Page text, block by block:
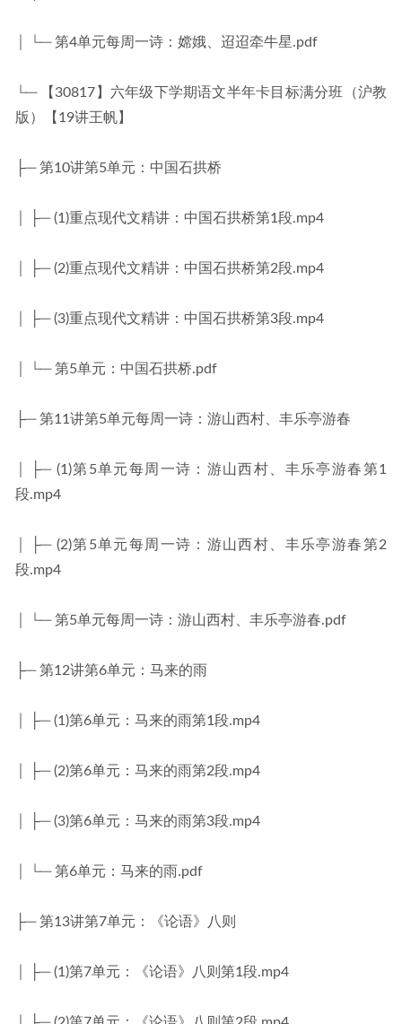
│ └─ 第4单元每周一诗：嫦娥、迢迢牵牛星.pdf
└─ 【30817】六年级下学期语文半年卡目标满分班（沪教
版）【19讲王帆】
├─ 第10讲第5单元：中国石拱桥
│ ├─ (1)重点现代文精讲：中国石拱桥第1段.mp4
│ ├─ (2)重点现代文精讲：中国石拱桥第2段.mp4
│ ├─ (3)重点现代文精讲：中国石拱桥第3段.mp4
│ └─ 第5单元：中国石拱桥.pdf
├─ 第11讲第5单元每周一诗：游山西村、丰乐亭游春
│ ├─ (1)第5单元每周一诗：游山西村、丰乐亭游春第1
段.mp4
│ ├─ (2)第5单元每周一诗：游山西村、丰乐亭游春第2
段.mp4
│ └─ 第5单元每周一诗：游山西村、丰乐亭游春.pdf
├─ 第12讲第6单元：马来的雨
│ ├─ (1)第6单元：马来的雨第1段.mp4
│ ├─ (2)第6单元：马来的雨第2段.mp4
│ ├─ (3)第6单元：马来的雨第3段.mp4
│ └─ 第6单元：马来的雨.pdf
├─ 第13讲第7单元：《论语》八则
│ ├─ (1)第7单元：《论语》八则第1段.mp4